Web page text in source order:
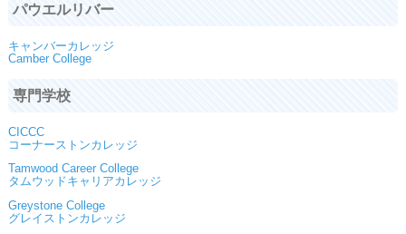
パウエルリバー
キャンバーカレッジ
Camber College
専門学校
CICCC
コーナーストンカレッジ
Tamwood Career College
タムウッドキャリアカレッジ
Greystone College
グレイストンカレッジ